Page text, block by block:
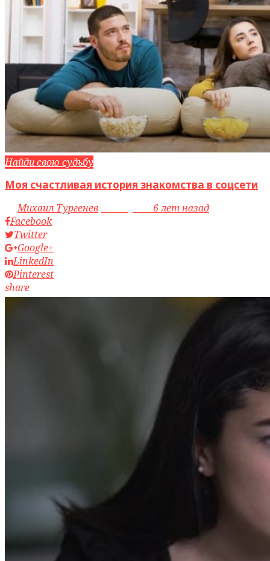
Найди свою судьбу
Моя счастливая история знакомства в соцсети
byМихаил Тургенев
6 лет назад
Facebook
Twitter
Google+
LinkedIn
Pinterest
share